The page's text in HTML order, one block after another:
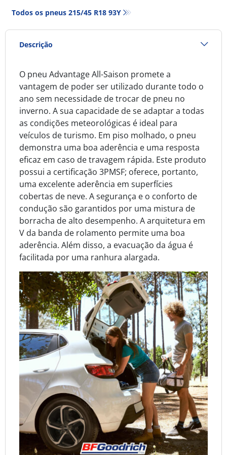
Todos os pneus‎ 215/45 R18 93Y
Descrição
O pneu Advantage All-Saison promete a
vantagem de poder ser utilizado durante todo o
ano sem necessidade de trocar de pneu no
inverno. A sua capacidade de se adaptar a todas
as condições meteorológicas é ideal para
veículos de turismo. Em piso molhado, o pneu
demonstra uma boa aderência e uma resposta
eficaz em caso de travagem rápida. Este produto
possui a certificação 3PMSF; oferece, portanto,
uma excelente aderência em superfícies
cobertas de neve. A segurança e o conforto de
condução são garantidos por uma mistura de
borracha de alto desempenho. A arquitetura em
V da banda de rolamento permite uma boa
aderência. Além disso, a evacuação da água é
facilitada por uma ranhura alargada.